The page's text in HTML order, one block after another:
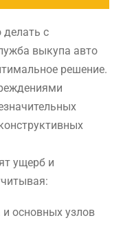
делать с
выкупа авто
решение.
ущерб и
основных узлов